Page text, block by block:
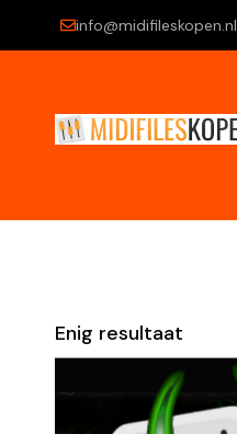
info@midifileskopen.nl
Enig resultaat